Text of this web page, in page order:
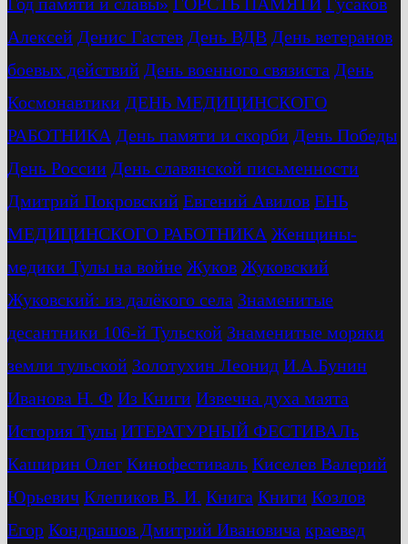
Алексей Денис Гастев День ВДВ День ветеранов
боевых действий День военного связиста День
Космонавтики ДЕНЬ МЕДИЦИНСКОГО
РАБОТНИКА День памяти и скорби День Победы
День России День славянской письменности
Дмитрий Покровский Евгений Авилов ЕНЬ
МЕДИЦИНСКОГО РАБОТНИКА Женщины-
медики Тулы на войне Жуков Жуковский
Жуковский: из далёкого села Знаменитые
десантники 106-й Тульской Знаменитые моряки
земли тульской Золотухин Леонид И.А.Бунин
Иванова Н. Ф Из Книги Извечна духа маята
История Тулы ИТЕРАТУРНЫЙ ФЕСТИВАЛь
Каширин Олег Кинофестиваль Киселев Валерий
Юрьевич Клепиков В. И. Книга Книги Козлов
Егор Кондрашов Дмитрий Ивановича краевед